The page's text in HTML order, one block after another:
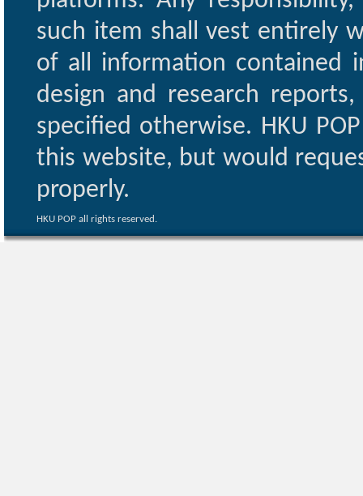
such item shall vest entirely
of all information contained
design and research
specified otherwise. HKU
this website, but would
properly.
HKU POP all rights reserved.